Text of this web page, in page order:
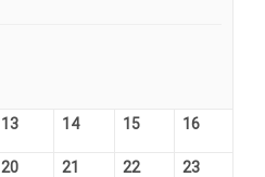
13 14 15 16
20 21 22 23